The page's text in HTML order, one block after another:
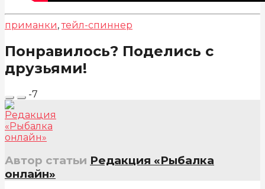
приманки,тейл-спиннер
Понравилось? Поделись с
друзьями!
-7
Автор статьи Редакция «Рыбалка
онлайн»